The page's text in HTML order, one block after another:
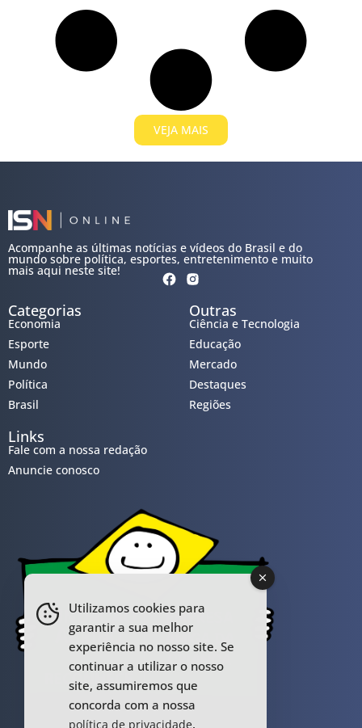
VEJA MAIS
Acompanhe as últimas notícias e vídeos do Brasil e do
mundo sobre política, esportes, entretenimento e muito
mais aqui neste site!
Categorias
Economia
Esporte
Mundo
Política
Brasil
Outras
Ciência e Tecnologia
Educação
Mercado
Destaques
Regiões
Links
Fale com a nossa redação
Anuncie conosco
Utilizamos cookies para
garantir a sua melhor
experiência no nosso site. Se
continuar a utilizar o nosso
site, assumiremos que
concorda com a nossa
política de privacidade.